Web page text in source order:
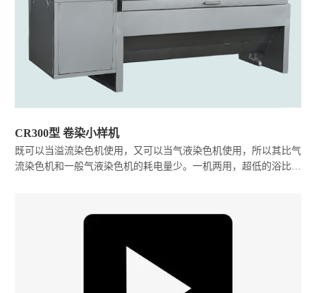
CR300型 卷染小样机
既可以当溢流染色机使用，又可以当气液染色机使用，所以其比气
流染色机和一般气液染色机的耗电量少。一机两用，超低的浴比，